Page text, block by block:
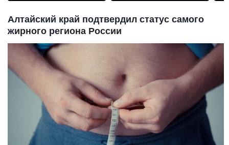
Алтайский край подтвердил статус самого
жирного региона России